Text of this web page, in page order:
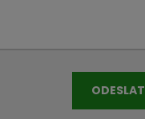
ODESLAT